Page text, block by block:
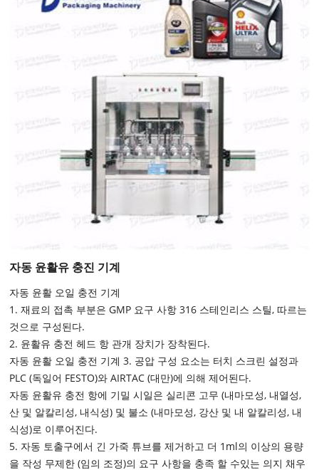
자동 윤활유 충진 기계
자동 윤활 오일 충전 기계
1. 재료의 접촉 부분은 GMP 요구 사항 316 스테인리스 스틸, 따르는
것으로 구성된다.
2. 윤활유 충전 헤드 항 관개 장치가 장착된다.
자동 윤활 오일 충전 기계 3. 공압 구성 요소는 터치 스크린 설정과
PLC (독일어 FESTO)와 AIRTAC (대만)에 의해 제어된다.
자동 윤활유 충전 항에 기밀 시일은 실리콘 고무 (내마모성, 내열성,
산 및 알칼리성, 내식성) 및 불소 (내마모성, 강산 및 내 알칼리성, 내
식성)로 이루어진다.
5. 자동 토출구에서 긴 가죽 튜브를 제거하고 더 1ml의 이상의 용량
을 작성 무제한 (임의 조정)의 요구 사항을 충족 할 수있는 의지 채우